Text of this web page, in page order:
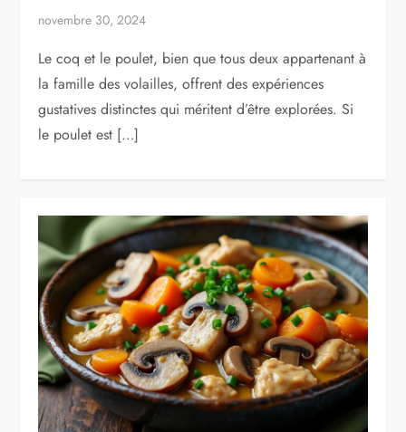
novembre 30, 2024
Le coq et le poulet, bien que tous deux appartenant à
la famille des volailles, offrent des expériences
gustatives distinctes qui méritent d’être explorées. Si
le poulet est […]